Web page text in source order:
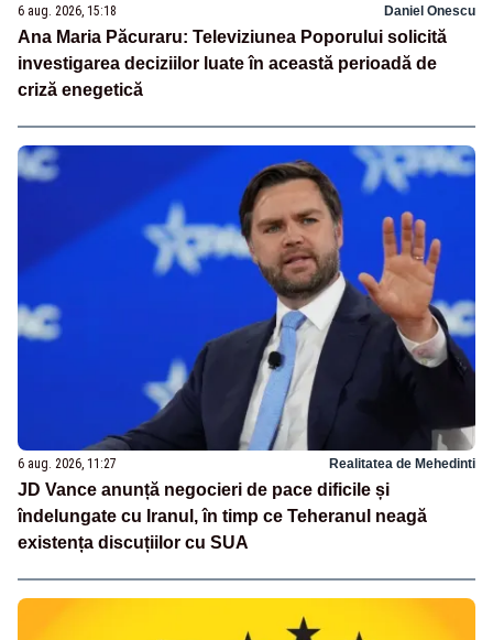
6 aug. 2026, 15:18 Daniel Onescu
Ana Maria Păcuraru: Televiziunea Poporului solicită
investigarea deciziilor luate în această perioadă de
criză enegetică
6 aug. 2026, 11:27 Realitatea de Mehedinti
JD Vance anunță negocieri de pace dificile și
îndelungate cu Iranul, în timp ce Teheranul neagă
existența discuțiilor cu SUA